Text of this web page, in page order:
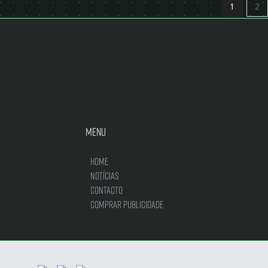
1 2
Menu
Home
Notícias
Contacto
Comprar Publicidade